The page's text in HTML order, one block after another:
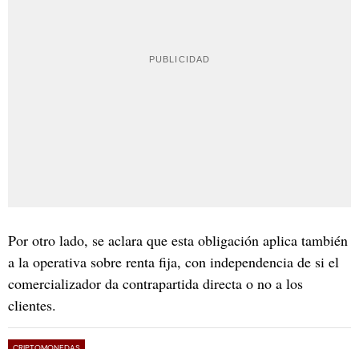
Por otro lado, se aclara que esta obligación aplica también
a la operativa sobre renta fija, con independencia de si el
comercializador da contrapartida directa o no a los
clientes.